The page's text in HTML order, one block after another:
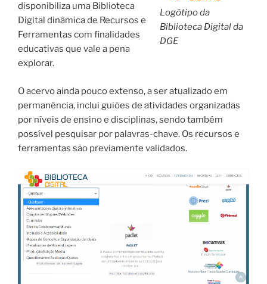
Logótipo da
Biblioteca Digital da
DGE
disponibiliza uma Biblioteca
Digital dinâmica de Recursos e
Ferramentas com finalidades
educativas que vale a pena
explorar.
O acervo ainda pouco extenso, a ser atualizado em
permanência, inclui guiões de atividades organizadas
por níveis de ensino e disciplinas, sendo também
possível pesquisar por palavras-chave. Os recursos e
ferramentas são previamente validados.